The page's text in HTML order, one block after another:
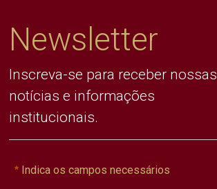
Newsletter
Inscreva-se para receber nossas
notícias e informações
institucionais.
Indica os campos necessários